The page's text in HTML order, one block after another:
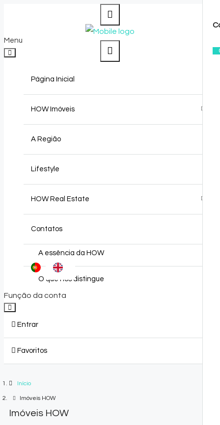
Menu
Página Inicial
HOW Imóveis
Comprar
Solicitar
A Região
Lifestyle
HOW Real Estate
Quem Somos
A essência da HOW
O que nos distingue
Contatos
Função da conta
Entrar
Favoritos
Início
Imóveis HOW
Imóveis HOW